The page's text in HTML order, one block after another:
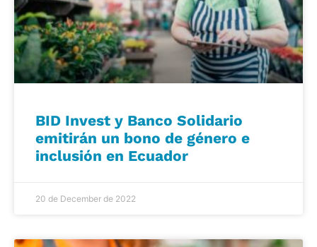
BID Invest y Banco Solidario
emitirán un bono de género e
inclusión en Ecuador
20 de December de 2022